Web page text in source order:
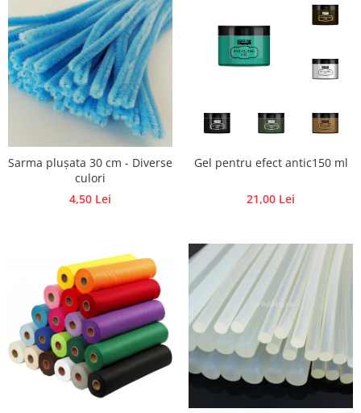
Traforaj, pirogravura
Ustensile
Polistiren
Ceramica
Accesorii floristica
Plante uscate
Materiale textile
Articole din bumbac
Design cofetarie
Forme pentru turnat ciocolata
Mozaic
Pictura pe fata si corp
Vopsea pentru fata si corp
Accesorii pictura pe fata
Sarma plușata 30 cm - Diverse
culori
4,50 Lei
Gel pentru efect antic150 ml
21,00 Lei